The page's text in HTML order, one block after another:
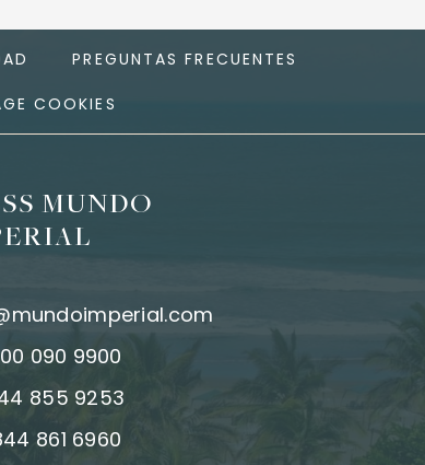
PREGUNTAS FRECUENTES
COOKIES
MUNDO
090 9900
855 9253
861 6960